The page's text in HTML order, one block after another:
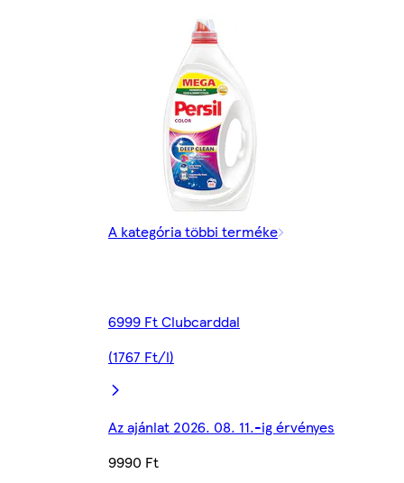
A kategória többi terméke
6999 Ft Clubcarddal
(1767 Ft/l)
Az ajánlat 2026. 08. 11.-ig érvényes
9990 Ft